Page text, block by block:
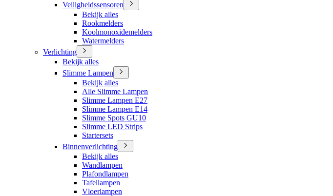
Veiligheidssensoren
Bekijk alles
Rookmelders
Koolmonoxidemelders
Watermelders
Verlichting
Bekijk alles
Slimme Lampen
Bekijk alles
Alle Slimme Lampen
Slimme Lampen E27
Slimme Lampen E14
Slimme Spots GU10
Slimme LED Strips
Startersets
Binnenverlichting
Bekijk alles
Wandlampen
Plafondlampen
Tafellampen
Vloerlampen